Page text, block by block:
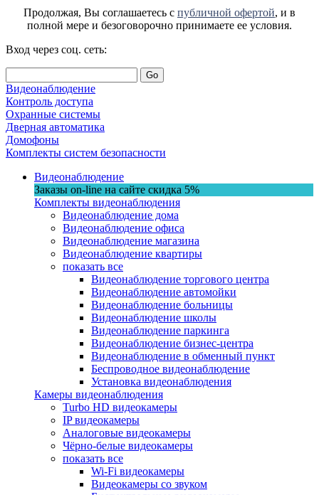
Продолжая, Вы соглашаетесь с публичной офертой, и в
полной мере и безоговорочно принимаете ее условия.
Вход через соц. сеть:
Go
Видеонаблюдение
Контроль доступа
Охранные системы
Дверная автоматика
Домофоны
Комплекты систем безопасности
Видеонаблюдение
Заказы on-line на сaйте скидка 5%
Комплекты видеонаблюдения
Видеонаблюдение дома
Видеонаблюдение офиса
Видеонаблюдение магазина
Видеонаблюдение квартиры
показать все
Видеонаблюдение торгового центра
Видеонаблюдение автомойки
Видеонаблюдение больницы
Видеонаблюдение школы
Видеонаблюдение паркинга
Видеонаблюдение бизнес-центра
Видеонаблюдение в обменный пункт
Беспроводное видеонаблюдение
Установка видеонаблюдения
Камеры видеонаблюдения
Turbo HD видеокамеры
IP видеокамеры
Аналоговые видеокамеры
Чёрно-белые видеокамеры
показать все
Wi-Fi видеокамеры
Видеокамеры со звуком